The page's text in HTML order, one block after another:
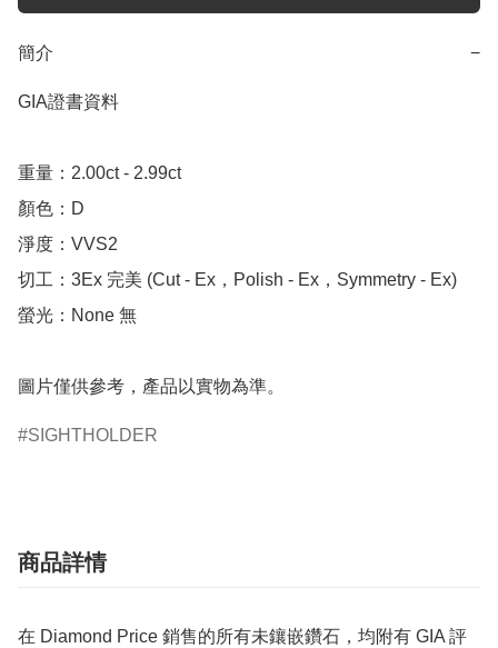
簡介 −
GIA證書資料
重量：2.00ct - 2.99ct
顏色：D
淨度：VVS2
切工：3Ex 完美 (Cut - Ex，Polish - Ex，Symmetry - Ex)
螢光：None 無
圖片僅供參考，產品以實物為準。
SIGHTHOLDER
商品詳情
在 Diamond Price 銷售的所有未鑲嵌鑽石，均附有 GIA 評